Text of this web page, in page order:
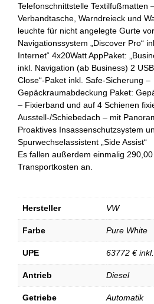
Telefonschnittstelle Textilfußmatten
Verbandtasche, Warndreieck und
leuchte für nicht angelegte Gurte
Navigationssystem „Discover Pro“
Internet“ 4x20Watt AppPaket:
inkl. Navigation (ab Business) 2
Close“-Paket inkl. Safe-Sicherung –
Gepäckraumabdeckung Paket:
– Fixierband und auf 4 Schienen
Ausstell-/Schiebedach – mit
Proaktives Insassenschutzsystem
Spurwechselassistent „Side Assist“
Es fallen außerdem einmalig 290,00
Transportkosten an.
Hersteller VW
Farbe Pure White
UPE 63772 €
Antrieb Diesel
Getriebe Automatik